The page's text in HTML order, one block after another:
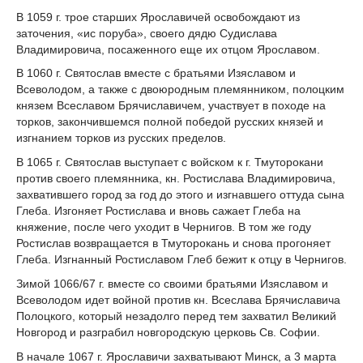
В 1059 г. трое старших Ярославичей освобождают из
заточения, «ис поруба», своего дядю Судислава
Владимировича, посаженного еще их отцом Ярославом.
В 1060 г. Святослав вместе с братьями Изяславом и
Всеволодом, а также с двоюродным племянником, полоцким
князем Всеславом Брячиславичем, участвует в походе на
торков, закончившемся полной победой русских князей и
изгнанием торков из русских пределов.
В 1065 г. Святослав выступает с войском к г. Тмуторокани
против своего племянника, кн. Ростислава Владимировича,
захватившего город за год до этого и изгнавшего оттуда сына
Глеба. Изгоняет Ростислава и вновь сажает Глеба на
княжение, после чего уходит в Чернигов. В том же году
Ростислав возвращается в Тмуторокань и снова прогоняет
Глеба. Изгнанный Ростиславом Глеб бежит к отцу в Чернигов.
Зимой 1066/67 г. вместе со своими братьями Изяславом и
Всеволодом идет войной против кн. Всеслава Брячиславича
Полоцкого, который незадолго перед тем захватил Великий
Новгород и разграбил новгородскую церковь Св. Софии.
В начале 1067 г. Ярославичи захватывают Минск, а 3 марта